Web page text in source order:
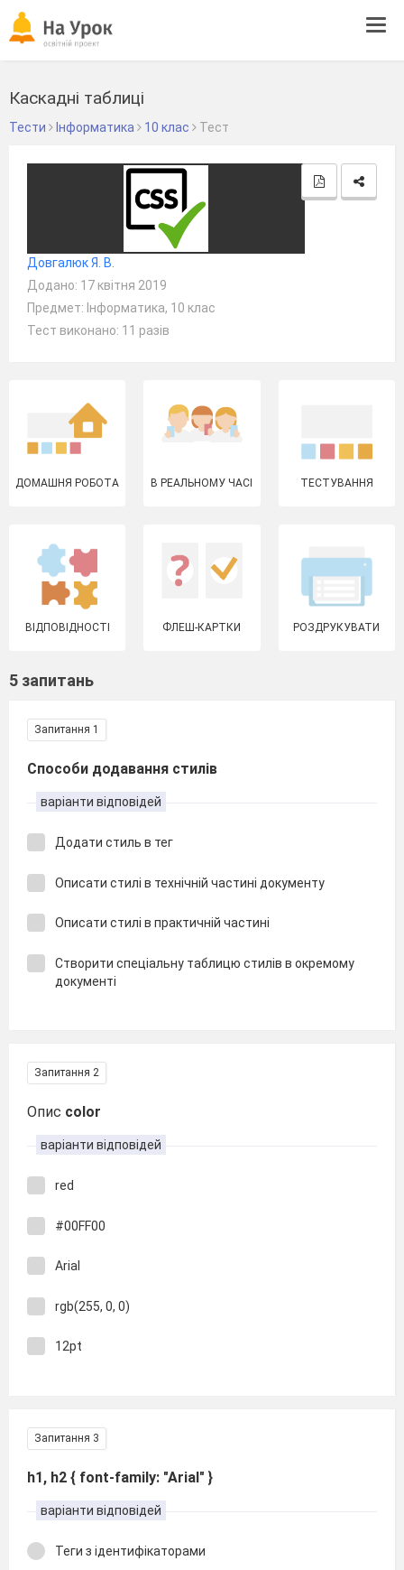
Каскадні таблиці
Тести Інформатика 10 клас Тест
Довгалюк Я. В.
Додано: 17 квітня 2019
Предмет: Інформатика, 10 клас
Тест виконано: 11 разів
ДОМАШНЯ РОБОТА В РЕАЛЬНОМУ ЧАСІ ТЕСТУВАННЯ
ВІДПОВІДНОСТІ ФЛЕШ-КАРТКИ РОЗДРУКУВАТИ
5 запитань
Запитання 1
Способи додавання стилів
варіанти відповідей
Додати стиль в тег
Описати стилі в технічній частині документу
Описати стилі в практичній частині
Створити спеціальну таблицю стилів в окремому
документі
Запитання 2
Опис color
варіанти відповідей
red
#00FF00
Arial
rgb(255, 0, 0)
12pt
Запитання 3
h1, h2 { font-family: "Arial" }
варіанти відповідей
Теги з ідентифікаторами